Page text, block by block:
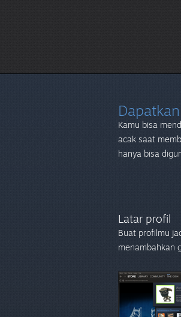
Kamu bisa
acak saat
hanya bisa
Latar profil
Buat profilmu
menambahkan